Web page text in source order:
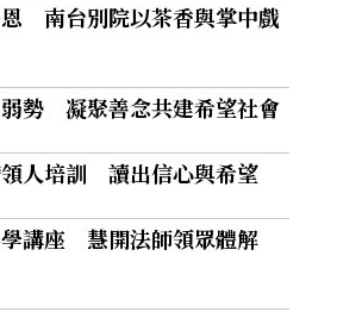
南台別院以茶香與掌中戲
勢 凝聚善念共建希望社會
人培訓 讀出信心與希望
講座 慧開法師領眾體解